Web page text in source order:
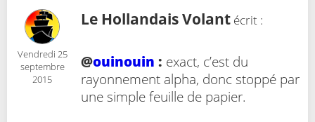
Vendredi 25
septembre
2015
Le Hollandais Volant écrit :
@ouinouin : exact, c’est du
rayonnement alpha, donc stoppé par
une simple feuille de papier.